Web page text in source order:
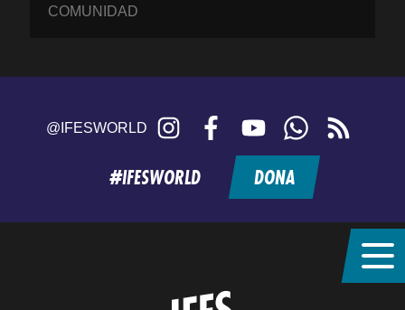
COMUNIDAD
@IFESWORLD Instagram FacebookYouTubeWhatsApp
feed
#IFESWORLD DONA